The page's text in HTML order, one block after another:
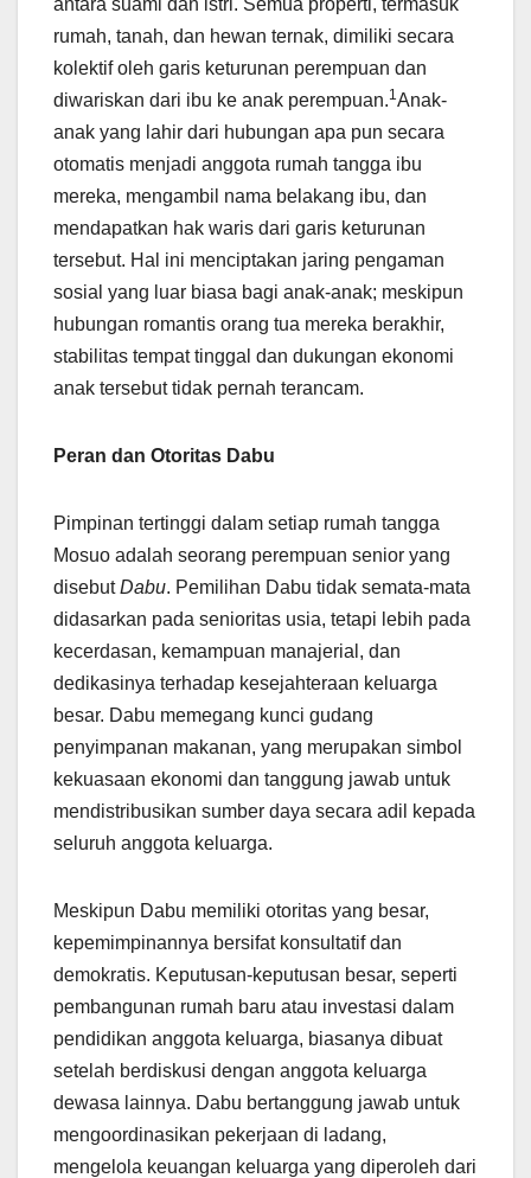
antara suami dan istri. Semua properti, termasuk
rumah, tanah, dan hewan ternak, dimiliki secara
kolektif oleh garis keturunan perempuan dan
diwariskan dari ibu ke anak perempuan.1Anak-
anak yang lahir dari hubungan apa pun secara
otomatis menjadi anggota rumah tangga ibu
mereka, mengambil nama belakang ibu, dan
mendapatkan hak waris dari garis keturunan
tersebut. Hal ini menciptakan jaring pengaman
sosial yang luar biasa bagi anak-anak; meskipun
hubungan romantis orang tua mereka berakhir,
stabilitas tempat tinggal dan dukungan ekonomi
anak tersebut tidak pernah terancam.
Peran dan Otoritas Dabu
Pimpinan tertinggi dalam setiap rumah tangga
Mosuo adalah seorang perempuan senior yang
disebutDabu. Pemilihan Dabu tidak semata-mata
didasarkan pada senioritas usia, tetapi lebih pada
kecerdasan, kemampuan manajerial, dan
dedikasinya terhadap kesejahteraan keluarga
besar. Dabu memegang kunci gudang
penyimpanan makanan, yang merupakan simbol
kekuasaan ekonomi dan tanggung jawab untuk
mendistribusikan sumber daya secara adil kepada
seluruh anggota keluarga.
Meskipun Dabu memiliki otoritas yang besar,
kepemimpinannya bersifat konsultatif dan
demokratis. Keputusan-keputusan besar, seperti
pembangunan rumah baru atau investasi dalam
pendidikan anggota keluarga, biasanya dibuat
setelah berdiskusi dengan anggota keluarga
dewasa lainnya. Dabu bertanggung jawab untuk
mengoordinasikan pekerjaan di ladang,
mengelola keuangan keluarga yang diperoleh dari